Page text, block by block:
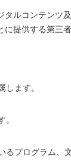
ルコンテン
提供する第三者
ます。
プログラム、